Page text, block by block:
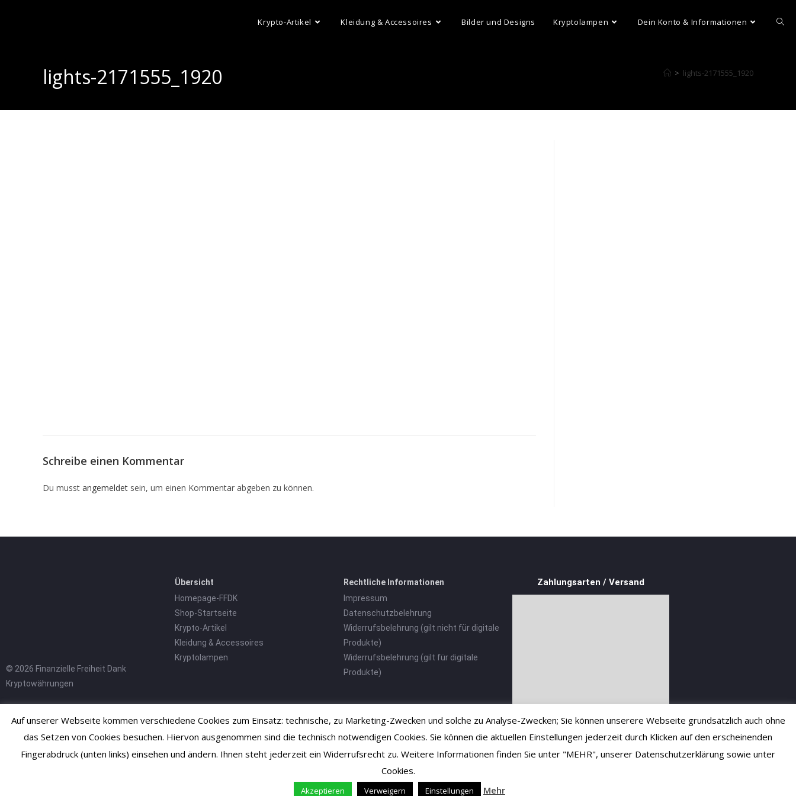
Krypto-Artikel Kleidung & Accessoires Bilder und Designs Kryptolampen Dein Konto & Informationen
lights-2171555_1920 > lights-2171555_1920
Schreibe einen Kommentar
Du musst angemeldet sein, um einen Kommentar abgeben zu können.
© 2026 Finanzielle Freiheit Dank
Kryptowährungen
Übersicht
Homepage-FFDK
Shop-Startseite
Krypto-Artikel
Kleidung & Accessoires
Kryptolampen
Rechtliche Informationen
Impressum
Datenschutzbelehrung
Widerrufsbelehrung (gilt nicht für digitale
Produkte)
Widerrufsbelehrung (gilt für digitale
Produkte)
Zahlungsarten / Versand
Vertrag widerrufen
Auf unserer Webseite kommen verschiedene Cookies zum Einsatz: technische, zu Marketing-Zwecken und solche zu Analyse-Zwecken; Sie können unserere Webseite grundsätzlich auch ohne
das Setzen von Cookies besuchen. Hiervon ausgenommen sind die technisch notwendigen Cookies. Sie können die aktuellen Einstellungen jederzeit durch Klicken auf den erscheinenden
Fingerabdruck (unten links) einsehen und ändern. Ihnen steht jederzeit ein Widerrufsrecht zu. Weitere Informationen finden Sie unter "MEHR", unserer Datenschutzerklärung sowie unter
Cookies.
Akzeptieren Verweigern Einstellungen Mehr